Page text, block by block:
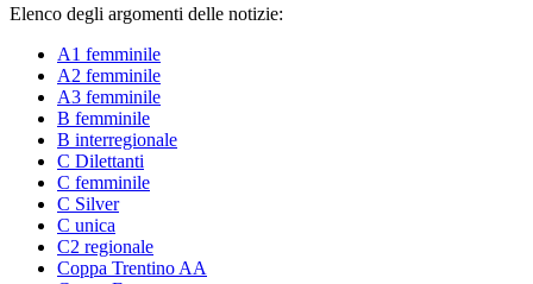
Elenco degli argomenti delle notizie:
A1 femminile
A2 femminile
A3 femminile
B femminile
B interregionale
C Dilettanti
C femminile
C Silver
C unica
C2 regionale
Coppa Trentino AA